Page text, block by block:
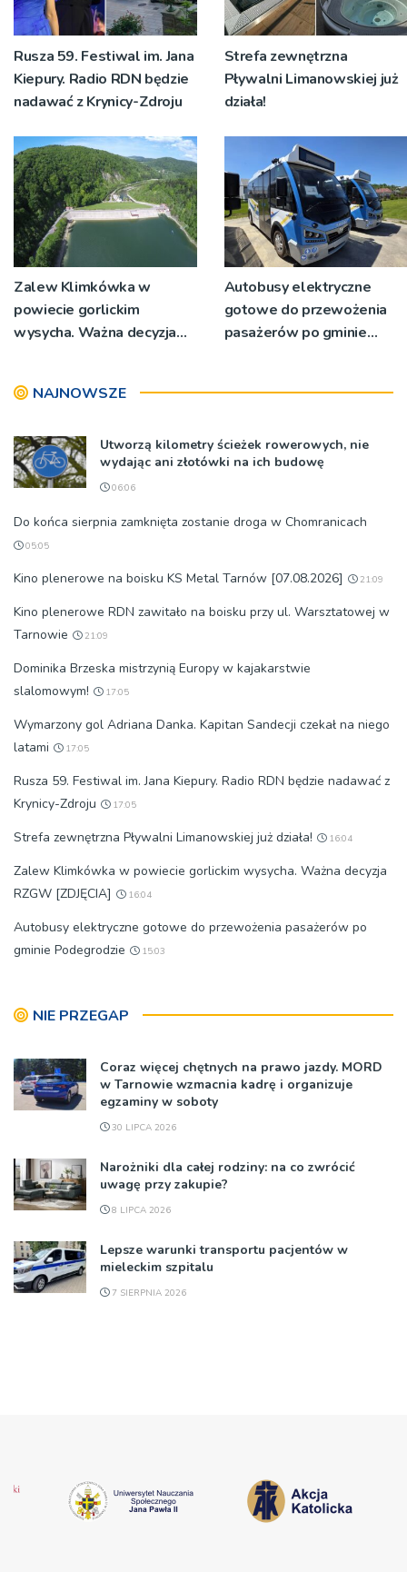
Rusza 59. Festiwal im. Jana
Kiepury. Radio RDN będzie
nadawać z Krynicy-Zdroju
Strefa zewnętrzna
Pływalni Limanowskiej już
działa!
Zalew Klimkówka w
powiecie gorlickim
wysycha. Ważna decyzja
Autobusy elektryczne
gotowe do przewożenia
pasażerów po gminie
NAJNOWSZE
Utworzą kilometry ścieżek rowerowych, nie
wydając ani złotówki na ich budowę
06:06
Do końca sierpnia zamknięta zostanie droga w Chomranicach
05:05
Kino plenerowe na boisku KS Metal Tarnów [07.08.2026] 21:09
Kino plenerowe RDN zawitało na boisku przy ul. Warsztatowej w
Tarnowie
21:09
Dominika Brzeska mistrzynią Europy w kajakarstwie
slalomowym!
17:05
Wymarzony gol Adriana Danka. Kapitan Sandecji czekał na niego
latami
17:05
Rusza 59. Festiwal im. Jana Kiepury. Radio RDN będzie nadawać z
Krynicy-Zdroju
17:05
Strefa zewnętrzna Pływalni Limanowskiej już działa! 16:04
Zalew Klimkówka w powiecie gorlickim wysycha. Ważna decyzja
RZGW [ZDJĘCIA]
16:04
Autobusy elektryczne gotowe do przewożenia pasażerów po
gminie Podegrodzie
15:03
NIE PRZEGAP
Coraz więcej chętnych na prawo jazdy. MORD
w Tarnowie wzmacnia kadrę i organizuje
egzaminy w soboty
30 LIPCA 2026
Narożniki dla całej rodziny: na co zwrócić
uwagę przy zakupie?
8 LIPCA 2026
Lepsze warunki transportu pacjentów w
mieleckim szpitalu
7 SIERPNIA 2026